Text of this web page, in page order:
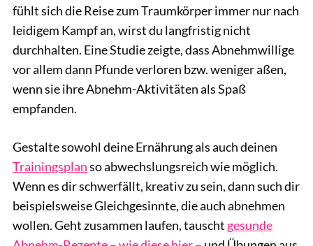
fühlt sich die Reise zum Traumkörper immer nur nach
leidigem Kampf an, wirst du langfristig nicht
durchhalten. Eine Studie zeigte, dass Abnehmwillige
vor allem dann Pfunde verloren bzw. weniger aßen,
wenn sie ihre Abnehm-Aktivitäten als Spaß
empfanden.
Gestalte sowohl deine Ernährung als auch deinen
Trainingsplanso abwechslungsreich wie möglich.
Wenn es dir schwerfällt, kreativ zu sein, dann such dir
beispielsweise Gleichgesinnte, die auch abnehmen
wollen. Geht zusammen laufen, tauscht gesunde